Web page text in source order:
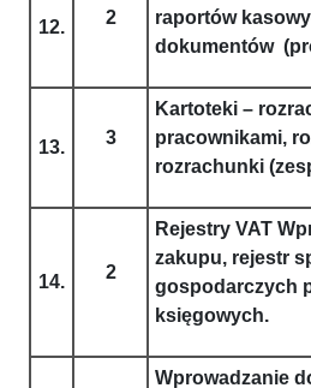
12. 2
raportów
dokumentów
13. 3
Kartoteki –
pracownikami,
rozrachunki
14. 2
Rejestry VAT
zakupu, rejestr
gospodarczych
księgowych.
Wprowadzanie